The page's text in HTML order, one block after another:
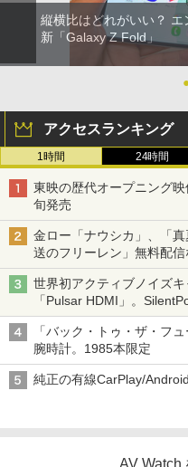
縦横比はどれがいい？
新「Galaxy Z Fold」
アクセスランキング
1時間 24時間
東映の歴代オープニング
旬発売
金ロー「ナウシカ」、「
送のフリーレン」無料配
世界初アクティブノイズ
「Pulsar HDMI」。
「バック・トゥ・ザ・フ
腕時計。1985本限定
純正の有線CarPlay/
AV Watch